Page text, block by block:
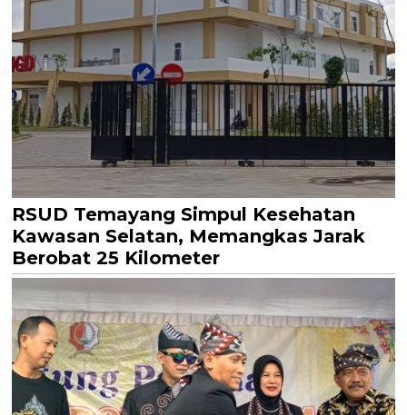
RSUD Temayang Simpul Kesehatan
Kawasan Selatan, Memangkas Jarak
Berobat 25 Kilometer